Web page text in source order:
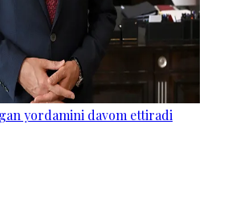
yordamini davom ettiradi